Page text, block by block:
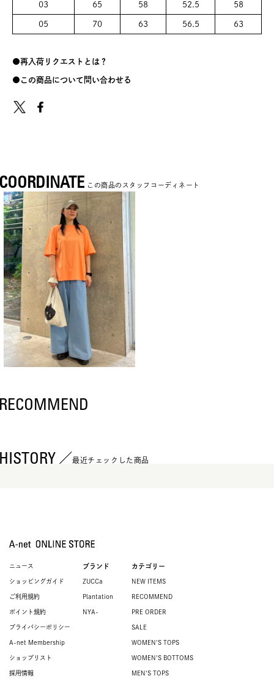
03 65 58 52.5 58
05 70 63 56.5 63
再入荷リクエストとは？
この商品について問い合わせる
この商品のスタッフコーディネート
最近チェックした商品
ニュース
ショッピングガイド
ご利用規約
ポイント規約
プライバシーポリシー
A-net Membership
ショップリスト
採用情報
ブランド
ZUCCa
Plantation
NYA-
カテゴリー
NEW ITEMS
RECOMMEND
PRE ORDER
SALE
WOMEN'S TOPS
WOMEN'S BOTTOMS
MEN'S TOPS